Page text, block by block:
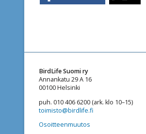
BirdLife Suomi ry
Annankatu 29 A 16
00100 Helsinki
puh. 010 406 6200 (ark. klo 10–15)
toimisto@birdlife.fi
Osoitteenmuutos